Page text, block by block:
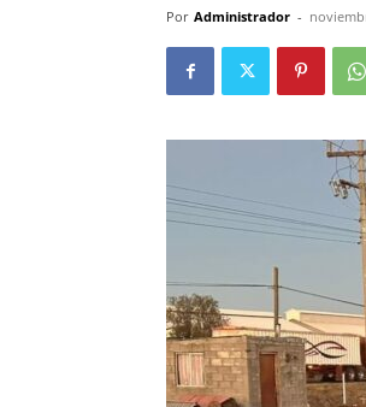
Por Administrador -